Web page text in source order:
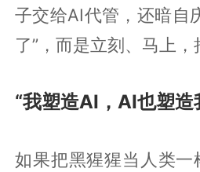
子交给AI代管，还暗自
了”，而是立刻、马上，
“我塑造AI，AI也塑造
如果把黑猩猩当人类